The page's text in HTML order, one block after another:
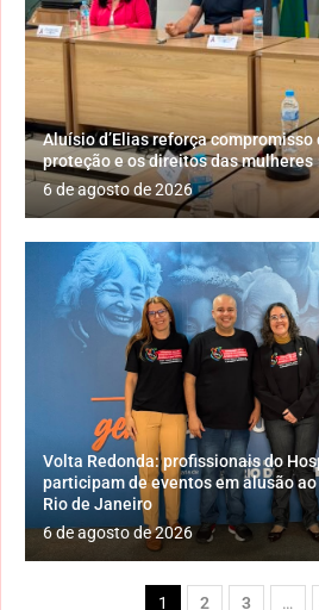
Aluísio d’Elias reforça compromisso
proteção e os direitos das mulheres
6 de agosto de 2026
Volta Redonda: profissionais do
participam de eventos em alusão
Rio de Janeiro
6 de agosto de 2026
1 2 3 …